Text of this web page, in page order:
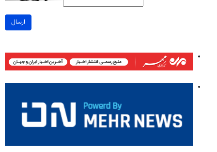
ارسال